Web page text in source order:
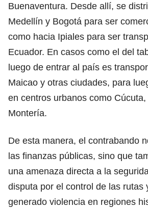
Buenaventura. Desde allí, se
Medellín y Bogotá para ser
como hacia Ipiales para ser
Ecuador. En casos como el del
luego de entrar al país es
Maicao y otras ciudades, para
en centros urbanos como
Montería.
De esta manera, el contrabando
las finanzas públicas, sino que
una amenaza directa a la
disputa por el control de las rutas
generado violencia en regiones